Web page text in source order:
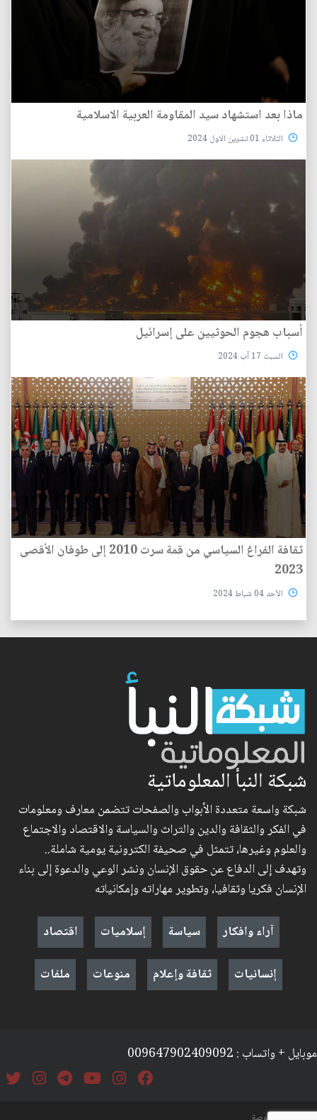
ماذا بعد استشهاد سيد المقاومة العربية الاسلامية
الثلاثاء 01 تشرين الاول 2024
أسباب هجوم الحوثيين على إسرائيل
السبت 17 آب 2024
ثقافة الفراغ السياسي من قمة سرت 2010 إلى طوفان الأقصى
2023
الأحد 04 شباط 2024
شبكة النبأ المعلوماتية
شبكة واسعة متعددة الأبواب والصفحات تتضمن معارف ومعلومات
في الفكر والثقافة والدين والتراث والسياسة والاقتصاد والاجتماع
والعلوم وغيرها، تتمثل في صحيفة الكترونية يومية شاملة..
وتهدف إلى الدفاع عن حقوق الإنسان ونشر الوعي والدعوة إلى بناء
الإنسان فكريا وثقافيا، وتطوير مهاراته وإمكانياته
آراء وافكار
سياسة إسلاميات
اقتصاد
إنسانيات
ثقافة وإعلام منوعات ملفات
موبايل + واتساب : 009647902409092